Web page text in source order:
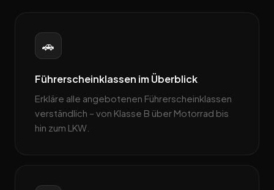
🚗
Führerscheinklassen im Überblick
Erkläre alle angebotenen Führerscheinklassen
verständlich – von Klasse B über Motorrad bis
hin zum LKW.